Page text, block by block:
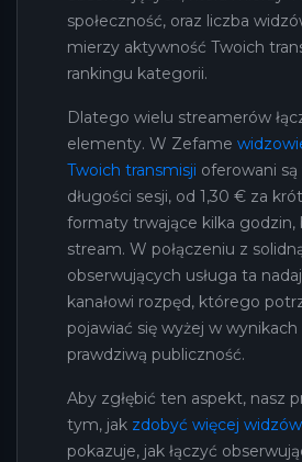
społeczność, oraz liczba
mierzy aktywność Twoich
rankingu kategorii.
Dlatego wielu streamerów
elementy. W Zefame
Twoich transmisji oferowani są
długości sesji, od 1,30 € za
formaty trwające kilka godzin,
stream. W połączeniu z
obserwujących usługa ta
kanałowi rozpęd, którego
pojawiać się wyżej w
prawdziwą publiczność.
Aby zgłębić ten aspekt, nasz
tym, jak zdobyć więcej
pokazuje, jak łączyć